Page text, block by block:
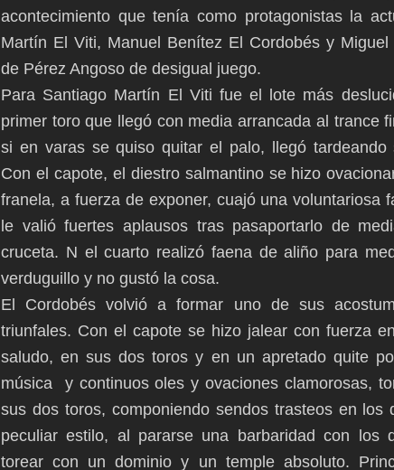
acontecimiento que tenía como protagonistas la
Martín El Viti, Manuel Benítez El Cordobés y
de Pérez Angoso de desigual juego.
Para Santiago Martín El Viti fue el lote más
primer toro que llegó con media arrancada al trance
si en varas se quiso quitar el palo, llegó tardeando
Con el capote, el diestro salmantino se hizo
franela, a fuerza de exponer, cuajó una voluntariosa
le valió fuertes aplausos tras pasaportarlo de
cruceta. N el cuarto realizó faena de aliño para
verduguillo y no gustó la cosa.
El Cordobés volvió a formar uno de sus
triunfales. Con el capote se hizo jalear con fuerza
saludo, en sus dos toros y en un apretado quite
música y continuos oles y ovaciones clamorosas,
sus dos toros, componiendo sendos trasteos en los
peculiar estilo, al pararse una barbaridad con los
torear con un dominio y un temple absoluto.